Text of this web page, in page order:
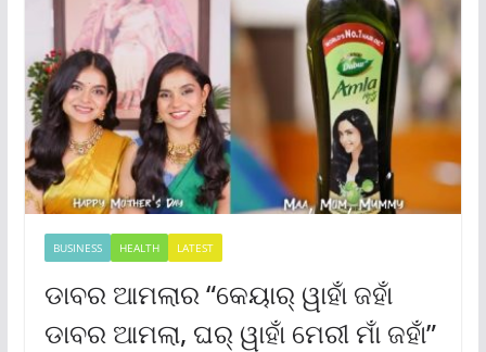
BUSINESS HEALTH LATEST
ଡାବର ଆମଲାର “କେୟାର୍ ୱାହାଁ ଜହାଁ
ଡାବର ଆମଲା, ଘର୍ ୱାହାଁ ମେରୀ ମାଁ ଜହାଁ”